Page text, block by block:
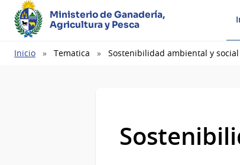
Ministerio de Ganadería,
Agricultura y Pesca
Ruta
Inicio Tematica Sostenibilidad ambiental y social